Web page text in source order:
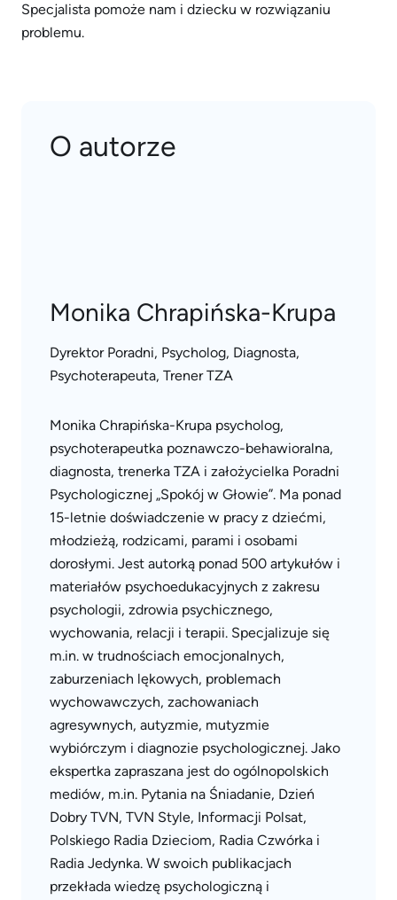
Specjalista pomoże nam i dziecku w rozwiązaniu
problemu.
O autorze
Monika Chrapińska-Krupa
Dyrektor Poradni, Psycholog, Diagnosta,
Psychoterapeuta, Trener TZA
Monika Chrapińska-Krupa psycholog,
psychoterapeutka poznawczo-behawioralna,
diagnosta, trenerka TZA i założycielka Poradni
Psychologicznej „Spokój w Głowie”. Ma ponad
15-letnie doświadczenie w pracy z dziećmi,
młodzieżą, rodzicami, parami i osobami
dorosłymi. Jest autorką ponad 500 artykułów i
materiałów psychoedukacyjnych z zakresu
psychologii, zdrowia psychicznego,
wychowania, relacji i terapii. Specjalizuje się
m.in. w trudnościach emocjonalnych,
zaburzeniach lękowych, problemach
wychowawczych, zachowaniach
agresywnych, autyzmie, mutyzmie
wybiórczym i diagnozie psychologicznej. Jako
ekspertka zapraszana jest do ogólnopolskich
mediów, m.in. Pytania na Śniadanie, Dzień
Dobry TVN, TVN Style, Informacji Polsat,
Polskiego Radia Dzieciom, Radia Czwórka i
Radia Jedynka. W swoich publikacjach
przekłada wiedzę psychologiczną i